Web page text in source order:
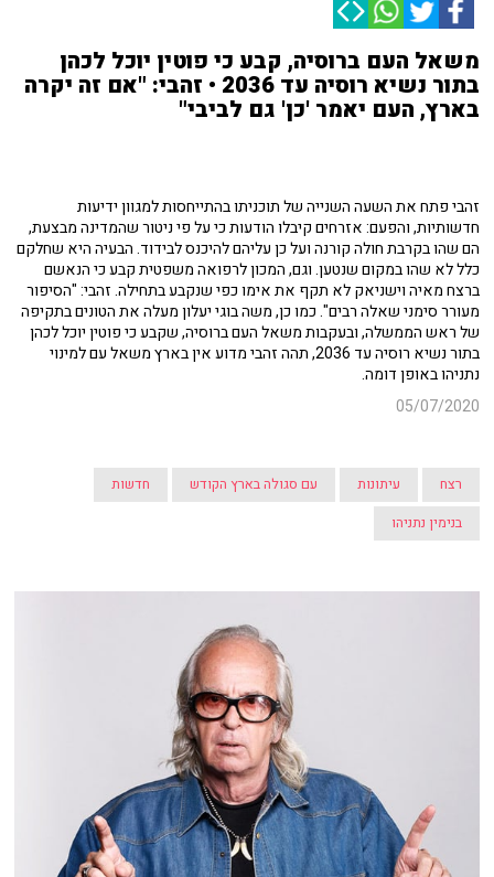
משאל העם ברוסיה, קבע כי פוטין יוכל לכהן
בתור נשיא רוסיה עד 2036 • זהבי: "אם זה יקרה
בארץ, העם יאמר 'כן' גם לביבי"
זהבי פתח את השעה השנייה של תוכניתו בהתייחסות למגוון ידיעות
חדשותיות, והפעם: אזרחים קיבלו הודעות כי על פי ניטור שהמדינה מבצעת,
הם שהו בקרבת חולה קורנה ועל כן עליהם להיכנס לבידוד. הבעיה היא שחלקם
כלל לא שהו במקום שנטען. וגם, המכון לרפואה משפטית קבע כי הנאשם
ברצח מאיה וישניאק לא תקף את אימו כפי שנקבע בתחילה. זהבי: "הסיפור
מעורר סימני שאלה רבים". כמו כן, משה בוגי יעלון מעלה את הטונים בתקיפה
של ראש הממשלה, ובעקבות משאל העם ברוסיה, שקבע כי פוטין יוכל לכהן
בתור נשיא רוסיה עד 2036, תהה זהבי מדוע אין בארץ משאל עם למינוי
נתניהו באופן דומה.
05/07/2020
רצח עיתונות עם סגולה בארץ הקודש
חדשות
בנימין נתניהו